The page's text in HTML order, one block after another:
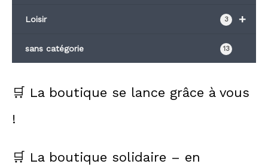
+
Loisir 3
sans catégorie 13
🛒 La boutique se lance grâce à vous
!
🛒 La boutique solidaire – en